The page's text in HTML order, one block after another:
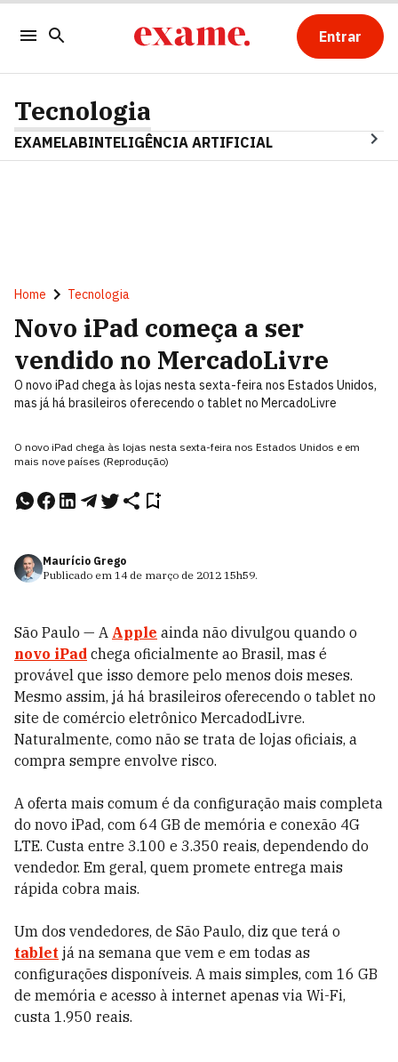
Entrar
Tecnologia
EXAMELABINTELIGÊNCIA ARTIFICIAL
Home Tecnologia
Novo iPad começa a ser
vendido no MercadoLivre
O novo iPad chega às lojas nesta sexta-feira nos Estados Unidos,
mas já há brasileiros oferecendo o tablet no MercadoLivre
O novo iPad chega às lojas nesta sexta-feira nos Estados Unidos e em
mais nove países (Reprodução)
Maurício Grego
Publicado em 14 de março de 2012 15h59.
São Paulo — A Apple ainda não divulgou quando o
novo iPad chega oficialmente ao Brasil, mas é
provável que isso demore pelo menos dois meses.
Mesmo assim, já há brasileiros oferecendo o tablet no
site de comércio eletrônico MercadodLivre.
Naturalmente, como não se trata de lojas oficiais, a
compra sempre envolve risco.
A oferta mais comum é da configuração mais completa
do novo iPad, com 64 GB de memória e conexão 4G
LTE. Custa entre 3.100 e 3.350 reais, dependendo do
vendedor. Em geral, quem promete entrega mais
rápida cobra mais.
Um dos vendedores, de São Paulo, diz que terá o
tablet já na semana que vem e em todas as
configurações disponíveis. A mais simples, com 16 GB
de memória e acesso à internet apenas via Wi-Fi,
custa 1.950 reais.